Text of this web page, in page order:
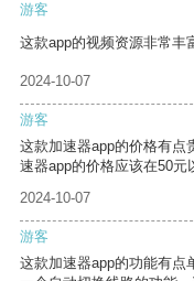
游客
这款app的视频资源非常丰
2024-10-07
游客
这款加速器app的价格有点
速器app的价格应该在50元
2024-10-07
游客
这款加速器app的功能有点